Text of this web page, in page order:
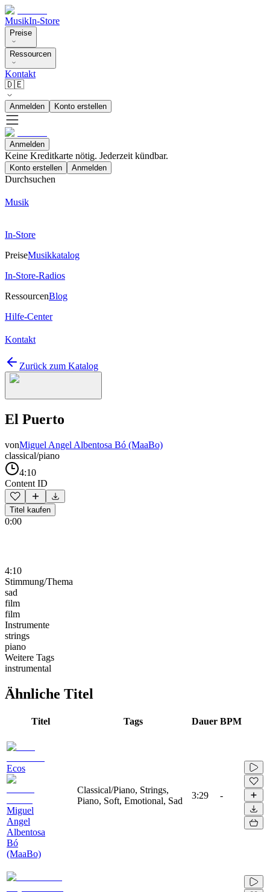
MusikIn-Store
Preise
Ressourcen
Kontakt
🇩🇪
Anmelden Konto erstellen
Anmelden
Keine Kreditkarte nötig. Jederzeit kündbar.
Konto erstellen Anmelden
Durchsuchen
Musik
In-Store
PreiseMusikkatalog
In-Store-Radios
RessourcenBlog
Hilfe-Center
Kontakt
Zurück zum Katalog
El Puerto
vonMiguel Angel Albentosa Bó (MaaBo)
classical/piano
4:10
Content ID
Titel kaufen
0:00
4:10
Stimmung/Thema
sad
film
film
Instrumente
strings
piano
Weitere Tags
instrumental
Ähnliche Titel
Titel Tags Dauer BPM
Ecos
Miguel
Angel
Albentosa
Bó
(MaaBo)
Classical/Piano, Strings,
Piano, Soft, Emotional, Sad
3:29 -